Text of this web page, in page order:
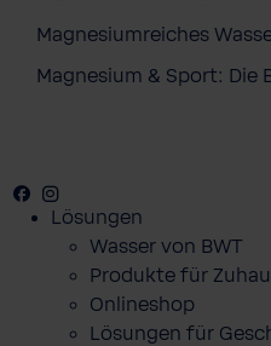
Magnesiumreiches
Magnesium & Sport: Die
Facebook
Youtube
Lösungen
Wasser von BWT
Produkte für
Onlineshop
Lösungen für